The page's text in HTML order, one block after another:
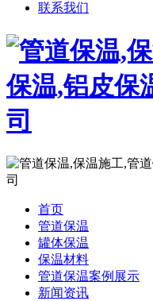
联系我们
首页
管道保温
罐体保温
保温材料
管道保温案例展示
新闻资讯